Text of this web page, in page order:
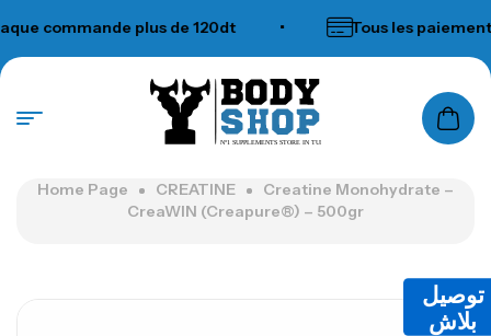
commande plus de 120dt Tous les paiements
N°1 SUPPLEMENTS STORE IN TUNISIA
Home Page CREATINE
Creatine Monohydrate –
CreaWIN (Creapure®) – 500gr
توصيل
بلاش